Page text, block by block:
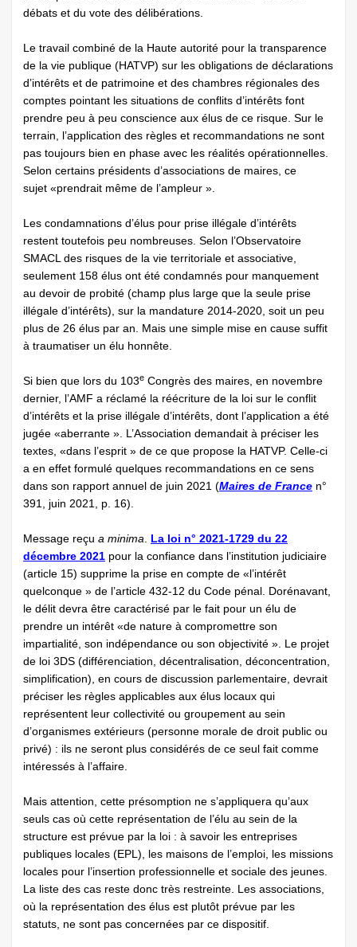
débats et du vote des délibérations.
Le travail combiné de la Haute autorité pour la transparence
de la vie publique (HATVP) sur les obligations de déclarations
d’intérêts et de patrimoine et des chambres régionales des
comptes pointant les situations de conflits d’intérêts font
prendre peu à peu conscience aux élus de ce risque. Sur le
terrain, l’application des règles et recommandations ne sont
pas toujours bien en phase avec les réalités opérationnelles.
Selon certains présidents d’associations de maires, ce
sujet «prendrait même de l’ampleur ».
Les condamnations d’élus pour prise illégale d’intérêts
restent toutefois peu nombreuses. Selon l’Observatoire
SMACL des risques de la vie territoriale et associative,
seulement 158 élus ont été condamnés pour manquement
au devoir de probité (champ plus large que la seule prise
illégale d’intérêts), sur la mandature 2014-2020, soit un peu
plus de 26 élus par an. Mais une simple mise en cause suffit
à traumatiser un élu honnête.
Si bien que lors du 103e Congrès des maires, en novembre
dernier, l’AMF a réclamé la réécriture de la loi sur le conflit
d’intérêts et la prise illégale d’intérêts, dont l’application a été
jugée «aberrante ». L’Association demandait à préciser les
textes, «dans l’esprit » de ce que propose la HATVP. Celle-ci
a en effet formulé quelques recommandations en ce sens
dans son rapport annuel de juin 2021 (Maires de France n°
391, juin 2021, p. 16).
Message reçu a minima. La loi n° 2021-1729 du 22
décembre 2021 pour la confiance dans l’institution judiciaire
(article 15) supprime la prise en compte de «l’intérêt
quelconque » de l’article 432-12 du Code pénal. Dorénavant,
le délit devra être caractérisé par le fait pour un élu de
prendre un intérêt «de nature à compromettre son
impartialité, son indépendance ou son objectivité ». Le projet
de loi 3DS (différenciation, décentralisation, déconcentration,
simplification), en cours de discussion parlementaire, devrait
préciser les règles applicables aux élus locaux qui
représentent leur collectivité ou groupement au sein
d’organismes extérieurs (personne morale de droit public ou
privé) : ils ne seront plus considérés de ce seul fait comme
intéressés à l’affaire.
Mais attention, cette présomption ne s’appliquera qu’aux
seuls cas où cette représentation de l’élu au sein de la
structure est prévue par la loi : à savoir les entreprises
publiques locales (EPL), les maisons de l’emploi, les missions
locales pour l’insertion professionnelle et sociale des jeunes.
La liste des cas reste donc très restreinte. Les associations,
où la représentation des élus est plutôt prévue par les
statuts, ne sont pas concernées par ce dispositif.